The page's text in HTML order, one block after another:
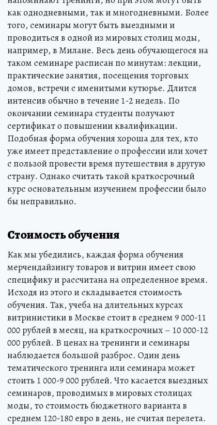
как однодневными, так и многодневными. Более
того, семинары могут быть выездными и
проводиться в одной из мировых столиц моды,
например, в Милане. Весь день обучающегося на
таком семинаре расписан по минутам: лекции,
практические занятия, посещения торговых
домов, встречи с именитыми кутюрье. Длится
интенсив обычно в течение 1-2 недель. По
окончании семинара студенты получают
сертификат о повышении квалификации.
Подобная форма обучения хороша для тех, кто
уже имеет представление о профессии или хочет
с пользой провести время путешествия в другую
страну. Однако считать такой краткосрочный
курс основательным изучением профессии было
бы неправильно.
Стоимость обучения
Как мы убедились, каждая форма обучения
мерчендайзингу товаров и витрин имеет свою
специфику и рассчитана на определенное время.
Исходя из этого и складывается стоимость
обучения. Так, учеба на длительных курсах
витринистики в Москве стоит в среднем 9 000-11
000 рублей в месяц, на краткосрочных – 10 000-12
000 рублей. В ценах на тренинги и семинары
наблюдается большой разброс. Один день
тематического тренинга или семинара может
стоить 1 000-9 000 рублей. Что касается выездных
семинаров, проводимых в мировых столицах
моды, то стоимость бюджетного варианта в
среднем 120-180 евро в день, не считая перелета.